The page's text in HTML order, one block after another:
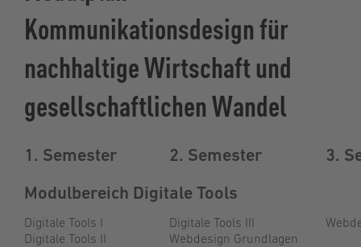
Kommunikationsdesign für
nachhaltige Wirtschaft und
gesellschaftlichen Wandel
1. Semester 2. Semester 3.
Modulbereich Digitale Tools
Digitale Tools I
Digitale Tools II
Digitale Tools III
Webdesign Grundlagen